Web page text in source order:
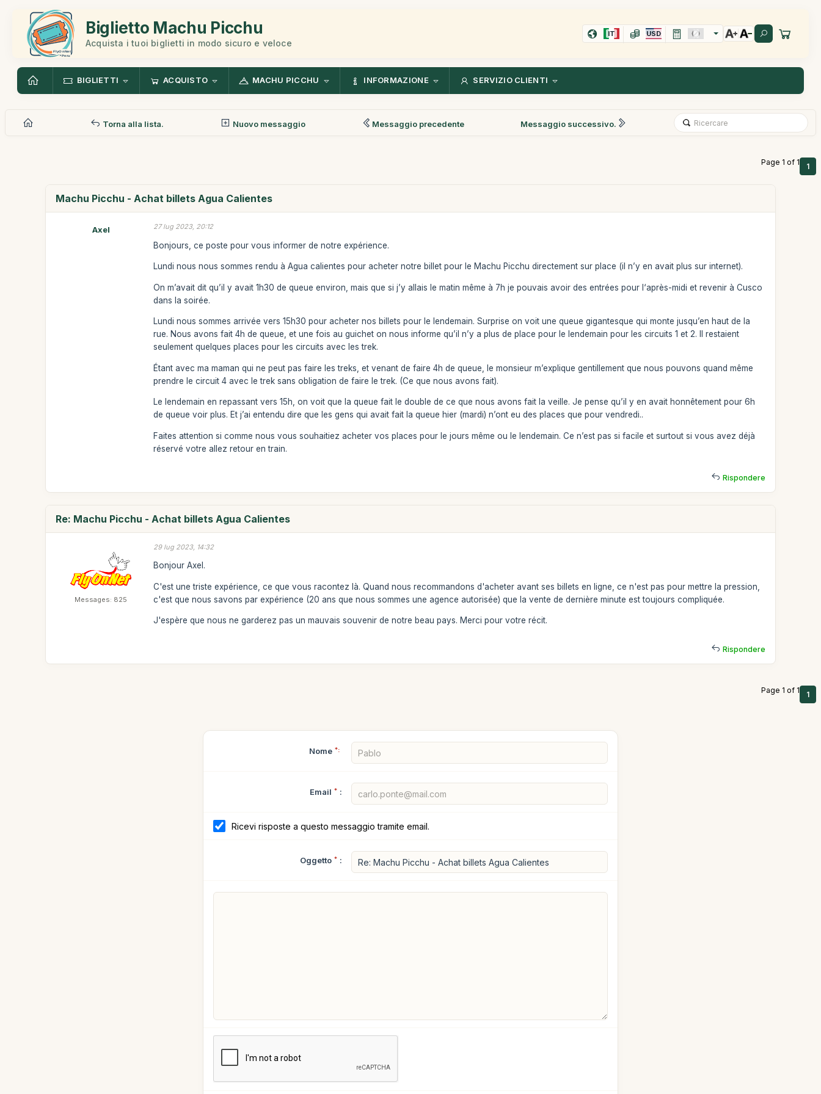
Biglietto Machu Picchu
Acquista i tuoi biglietti in modo sicuro e veloce
IT USD
BIGLIETTI ACQUISTO MACHU PICCHU INFORMAZIONE SERVIZIO CLIENTI
Torna alla lista. Nuovo messaggio Messaggio precedente Messaggio successivo.
Page 1 of 1 1
Machu Picchu - Achat billets Agua Calientes
Axel 27 lug 2023, 20:12
Bonjours, ce poste pour vous informer de notre expérience.
Lundi nous nous sommes rendu à Agua calientes pour acheter notre billet pour le Machu Picchu directement sur place (il n’y en avait plus sur internet).
On m’avait dit qu’il y avait 1h30 de queue environ, mais que si j’y allais le matin même à 7h je pouvais avoir des entrées pour l‘après-midi et revenir à Cusco
dans la soirée.
Lundi nous sommes arrivée vers 15h30 pour acheter nos billets pour le lendemain. Surprise on voit une queue gigantesque qui monte jusqu’en haut de la
rue. Nous avons fait 4h de queue, et une fois au guichet on nous informe qu’il n’y a plus de place pour le lendemain pour les circuits 1 et 2. Il restaient
seulement quelques places pour les circuits avec les trek.
Étant avec ma maman qui ne peut pas faire les treks, et venant de faire 4h de queue, le monsieur m’explique gentillement que nous pouvons quand même
prendre le circuit 4 avec le trek sans obligation de faire le trek. (Ce que nous avons fait).
Le lendemain en repassant vers 15h, on voit que la queue fait le double de ce que nous avons fait la veille. Je pense qu’il y en avait honnêtement pour 6h
de queue voir plus. Et j’ai entendu dire que les gens qui avait fait la queue hier (mardi) n’ont eu des places que pour vendredi..
Faites attention si comme nous vous souhaitiez acheter vos places pour le jours même ou le lendemain. Ce n’est pas si facile et surtout si vous avez déjà
réservé votre allez retour en train.
Rispondere
Re: Machu Picchu - Achat billets Agua Calientes
Messages: 825
29 lug 2023, 14:32
Bonjour Axel.
C'est une triste expérience, ce que vous racontez là. Quand nous recommandons d'acheter avant ses billets en ligne, ce n'est pas pour mettre la pression,
c'est que nous savons par expérience (20 ans que nous sommes une agence autorisée) que la vente de dernière minute est toujours compliquée.
J'espère que nous ne garderez pas un mauvais souvenir de notre beau pays. Merci pour votre récit.
Rispondere
Page 1 of 1 1
Nome *:
Email * :
Ricevi risposte a questo messaggio tramite email.
Oggetto * :